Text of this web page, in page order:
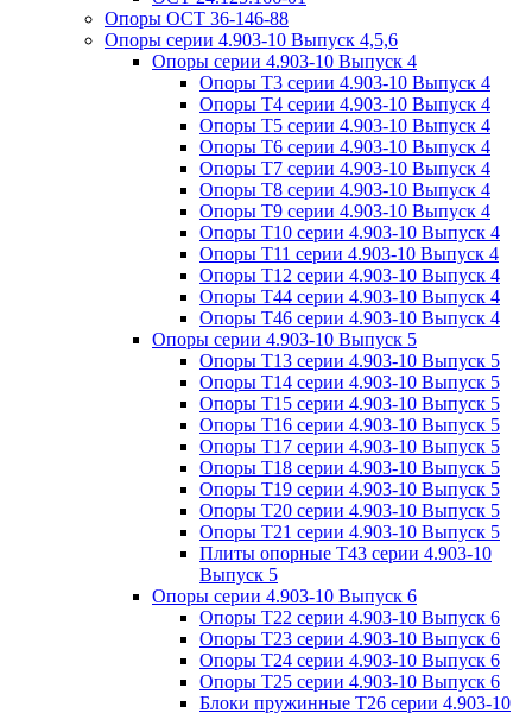
Опоры ОСТ 36-146-88
Опоры серии 4.903-10 Выпуск 4,5,6
Опоры серии 4.903-10 Выпуск 4
Опоры Т3 серии 4.903-10 Выпуск 4
Опоры Т4 серии 4.903-10 Выпуск 4
Опоры Т5 серии 4.903-10 Выпуск 4
Опоры Т6 серии 4.903-10 Выпуск 4
Опоры Т7 серии 4.903-10 Выпуск 4
Опоры Т8 серии 4.903-10 Выпуск 4
Опоры Т9 серии 4.903-10 Выпуск 4
Опоры Т10 серии 4.903-10 Выпуск 4
Опоры Т11 серии 4.903-10 Выпуск 4
Опоры Т12 серии 4.903-10 Выпуск 4
Опоры Т44 серии 4.903-10 Выпуск 4
Опоры Т46 серии 4.903-10 Выпуск 4
Опоры серии 4.903-10 Выпуск 5
Опоры Т13 серии 4.903-10 Выпуск 5
Опоры Т14 серии 4.903-10 Выпуск 5
Опоры Т15 серии 4.903-10 Выпуск 5
Опоры Т16 серии 4.903-10 Выпуск 5
Опоры Т17 серии 4.903-10 Выпуск 5
Опоры Т18 серии 4.903-10 Выпуск 5
Опоры Т19 серии 4.903-10 Выпуск 5
Опоры Т20 серии 4.903-10 Выпуск 5
Опоры Т21 серии 4.903-10 Выпуск 5
Плиты опорные Т43 серии 4.903-10
Выпуск 5
Опоры серии 4.903-10 Выпуск 6
Опоры Т22 серии 4.903-10 Выпуск 6
Опоры Т23 серии 4.903-10 Выпуск 6
Опоры Т24 серии 4.903-10 Выпуск 6
Опоры Т25 серии 4.903-10 Выпуск 6
Блоки пружинные Т26 серии 4.903-10